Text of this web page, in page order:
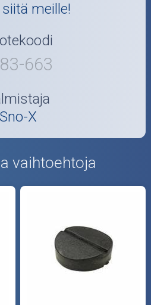
meille!
663
Sno-X
vaihtoehtoja